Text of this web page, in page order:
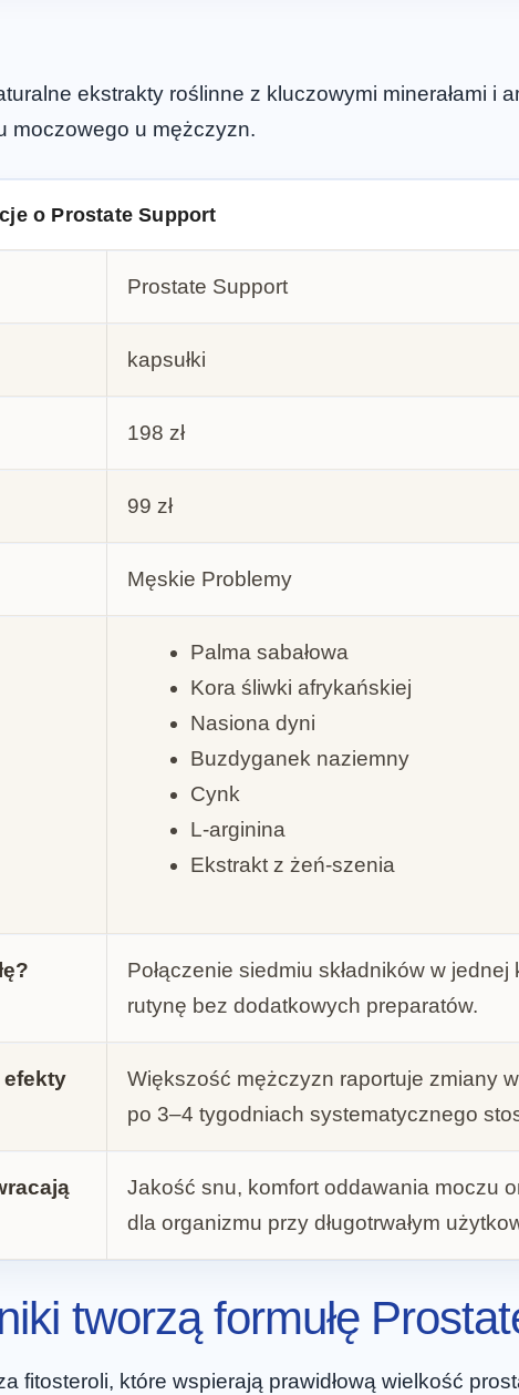
ekstrakty roślinne z kluczowymi minerałami
moczowego u mężczyzn.
o Prostate Support
Prostate Support
kapsułki
198 zł
99 zł
Męskie Problemy
Palma sabałowa
Kora śliwki afrykańskiej
Nasiona dyni
Buzdyganek naziemny
Cynk
L-arginina
Ekstrakt z żeń-szenia
Połączenie siedmiu składników w jednej
rutynę bez dodatkowych preparatów.
efekty
Większość mężczyzn raportuje zmiany
po 3–4 tygodniach systematycznego
Jakość snu, komfort oddawania moczu
dla organizmu przy długotrwałym
tworzą formułę
fitosteroli, które wspierają prawidłową wielkość